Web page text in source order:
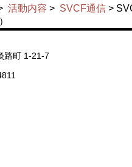
活動内容 > SVCF通信 >
路町 1-21-7